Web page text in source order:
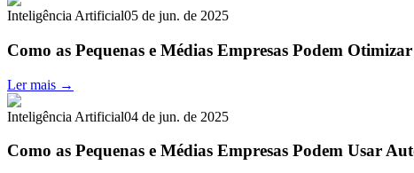
Inteligência Artificial05 de jun. de 2025
Como as Pequenas e Médias Empresas Podem
Ler mais →
Inteligência Artificial04 de jun. de 2025
Como as Pequenas e Médias Empresas Podem Usar